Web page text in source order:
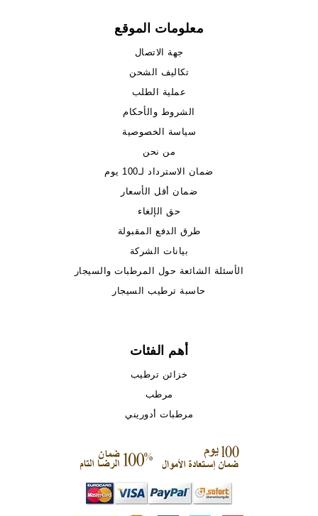
معلومات الموقع
جهة الاتصال
تكاليف الشحن
عملية الطلب
الشروط والأحكام
سياسة الخصوصية
من نحن
ضمان الاسترداد لـ100 يوم
ضمان أقل الأسعار
حق الإلغاء
طرق الدفع المقبولة
بيانات الشركة
الأسئلة الشائعة حول المرطبات والسيجار
حاسبة ترطيب السيجار
أهم الفئات
خزائن ترطيب
مرطب
مرطبات أدوريني